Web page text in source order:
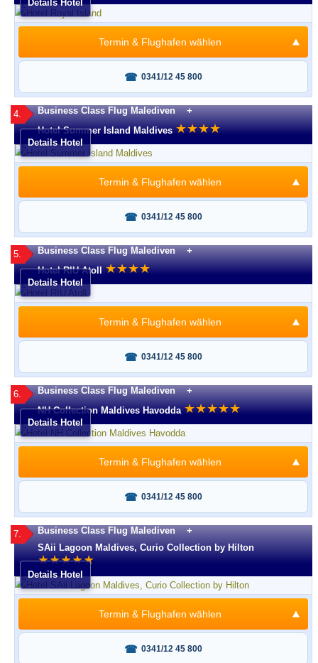
Details Hotel
0341/12 45 800
Termin & Flughafen wählen
4.
Business Class Flug Malediven +
Hotel Summer Island Maldives ★★★★
Details Hotel
0341/12 45 800
Termin & Flughafen wählen
5.
Business Class Flug Malediven +
Hotel RIU Atoll ★★★★
Details Hotel
0341/12 45 800
Termin & Flughafen wählen
6.
Business Class Flug Malediven +
NH Collection Maldives Havodda ★★★★★
Details Hotel
0341/12 45 800
Termin & Flughafen wählen
7.
Business Class Flug Malediven +
SAii Lagoon Maldives, Curio Collection by Hilton
★★★★★
Details Hotel
0341/12 45 800
Termin & Flughafen wählen